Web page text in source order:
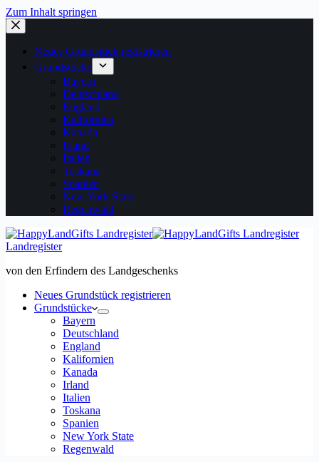
Zum Inhalt springen
Neues Grundstück registrieren
Grundstücke
Bayern
Deutschland
England
Kalifornien
Kanada
Irland
Italien
Toskana
Spanien
New York State
Regenwald
Landregister
von den Erfindern des Landgeschenks
Neues Grundstück registrieren
Grundstücke
Bayern
Deutschland
England
Kalifornien
Kanada
Irland
Italien
Toskana
Spanien
New York State
Regenwald